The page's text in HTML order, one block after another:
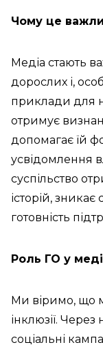
Чому це
Медіа стають
дорослих і,
приклади для
отримує
допомагає їй
усвідомлення
суспільство
історій, зникає
готовність
Роль ГО у
Ми віримо, що
інклюзії. Через
соціальні